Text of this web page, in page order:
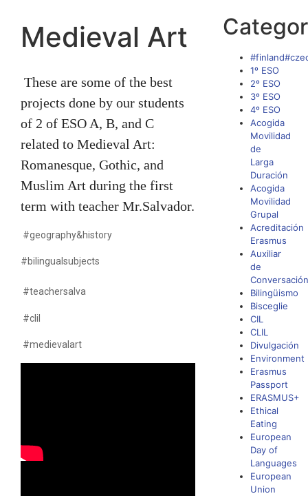
Medieval Art
These are some of the best
projects done by our students
of 2 of ESO A, B, and C
related to Medieval Art:
Romanesque, Gothic, and
Muslim Art during the first
term with teacher Mr.Salvador.
#geography&history
#bilingualsubjects
#teachersalva
#clil
#medievalart
1º ESO
2º ESO
3º ESO
4º ESO
Acogida
Movilidad
de
Larga
Duración
Acogida
Movilidad
Grupal
Acreditación
Erasmus
Auxiliar
de
Conversación
Bilingüismo
Bisceglie
CIL
CLIL
Divulgación
Environment
Erasmus
Passport
ERASMUS+
Ethical
Eating
European
Day of
Languages
European
Union